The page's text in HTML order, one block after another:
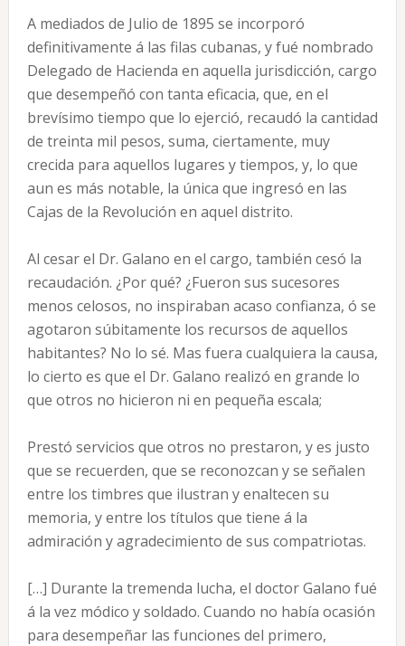
A mediados de Julio de 1895 se incorporó
definitivamente á las filas cubanas, y fué nombrado
Delegado de Hacienda en aquella jurisdicción, cargo
que desempeñó con tanta eficacia, que, en el
brevísimo tiempo que lo ejerció, recaudó la cantidad
de treinta mil pesos, suma, ciertamente, muy
crecida para aquellos lugares y tiempos, y, lo que
aun es más notable, la única que ingresó en las
Cajas de la Revolución en aquel distrito.
Al cesar el Dr. Galano en el cargo, también cesó la
recaudación. ¿Por qué? ¿Fueron sus sucesores
menos celosos, no inspiraban acaso confianza, ó se
agotaron súbitamente los recursos de aquellos
habitantes? No lo sé. Mas fuera cualquiera la causa,
lo cierto es que el Dr. Galano realizó en grande lo
que otros no hicieron ni en pequeña escala;
Prestó servicios que otros no prestaron, y es justo
que se recuerden, que se reconozcan y se señalen
entre los timbres que ilustran y enaltecen su
memoria, y entre los títulos que tiene á la
admiración y agradecimiento de sus compatriotas.
[…] Durante la tremenda lucha, el doctor Galano fué
á la vez módico y soldado. Cuando no había ocasión
para desempeñar las funciones del primero,